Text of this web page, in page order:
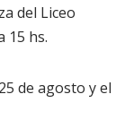
del Liceo
15 hs.
de agosto y el